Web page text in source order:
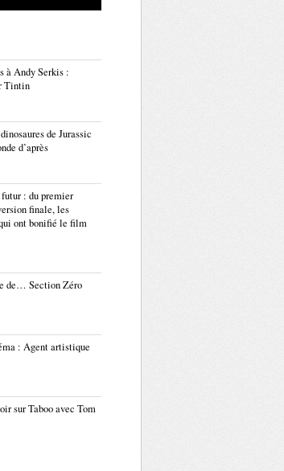
à Andy Serkis :
Tintin
de Jurassic
d’après
: du premier
finale, les
ont bonifié le film
de… Section Zéro
: Agent artistique
sur Taboo avec Tom